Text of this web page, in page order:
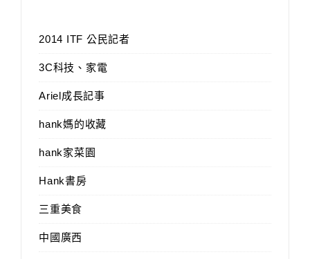
2014 ITF 公民記者
3C科技、家電
Ariel成長記事
hank媽的收藏
hank家菜園
Hank書房
三重美食
中國廣西